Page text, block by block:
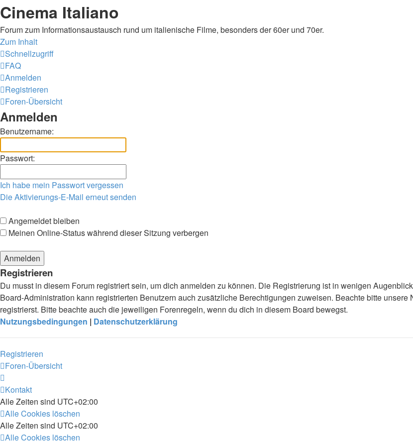
Cinema Italiano
Forum zum Informationsaustausch rund um italienische Filme, besonders der 60er und 70er.
Zum Inhalt
Schnellzugriff
FAQ
Anmelden
Registrieren
Foren-Übersicht
Anmelden
Benutzername:
Passwort:
Ich habe mein Passwort vergessen
Die Aktivierungs-E-Mail erneut senden
Angemeldet bleiben
Meinen Online-Status während dieser Sitzung verbergen
Registrieren
Du musst in diesem Forum registriert sein, um dich anmelden zu können. Die Registrierung ist in wenigen
Board-Administration kann registrierten Benutzern auch zusätzliche Berechtigungen zuweisen. Beachte bitte
registrierst. Bitte beachte auch die jeweiligen Forenregeln, wenn du dich in diesem Board bewegst.
Nutzungsbedingungen | Datenschutzerklärung
Registrieren
Foren-Übersicht
Kontakt
Alle Zeiten sind UTC+02:00
Alle Cookies löschen
Alle Zeiten sind UTC+02:00
Alle Cookies löschen